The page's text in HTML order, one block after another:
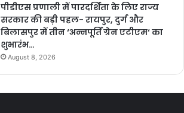
पीडीएस प्रणाली में पारदर्शिता के लिए राज्य
सरकार की बड़ी पहल- रायपुर, दुर्ग और
बिलासपुर में तीन ‘अन्नपूर्ति ग्रेन एटीएम‘ का
शुभारंभ…
August 8, 2026